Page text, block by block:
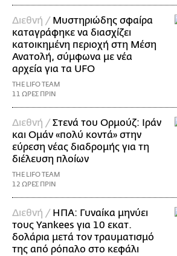
Διεθνή / Μυστηριώδης σφαίρα
καταγράφηκε να διασχίζει
κατοικημένη περιοχή στη Μέση
Ανατολή, σύμφωνα με νέα
αρχεία για τα UFO
THE LIFO TEAM
11 ΩΡΕΣ ΠΡΙΝ
Διεθνή /Στενά του Ορμούζ: Ιράν
και Ομάν «πολύ κοντά» στην
εύρεση νέας διαδρομής για τη
διέλευση πλοίων
THE LIFO TEAM
12 ΩΡΕΣ ΠΡΙΝ
Διεθνή / ΗΠΑ: Γυναίκα μηνύει
τους Yankees για 10 εκατ.
δολάρια μετά τον τραυματισμό
της από ρόπαλο στο κεφάλι